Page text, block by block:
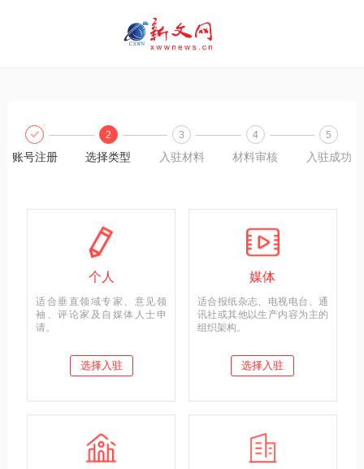
账号注册
2
选择类型
3
入驻材料
4
材料审核
5
入驻成功
个人
适合垂直领域专家、意见领
袖、评论家及自媒体人士申
请。
选择入驻
媒体
适合报纸杂志、电视电台、通
讯社或其他以生产内容为主的
组织架构。
选择入驻